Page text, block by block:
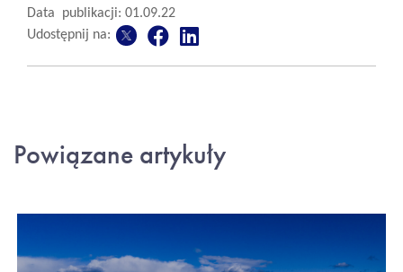
Data publikacji: 01.09.22
Udostępnij na:
Powiązane artykuły